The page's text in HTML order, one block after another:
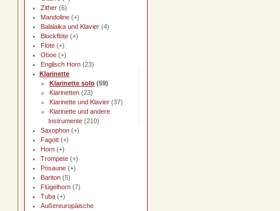
Zither (6)
Mandoline (+)
Balalaika und Klavier (4)
Blockflöte (+)
Flöte (+)
Oboe (+)
Englisch Horn (23)
Klarinette
Klarinette solo (59)
Klarinetten (23)
Klarinette und Klavier (37)
Klarinette und andere
Instrumente (210)
Saxophon (+)
Fagott (+)
Horn (+)
Trompete (+)
Posaune (+)
Bariton (5)
Flügelhorn (7)
Tuba (+)
Außereuropäische